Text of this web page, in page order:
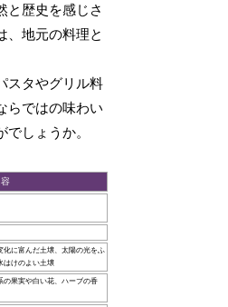
と歴史を感じさ
、地元の料理と
スタやグリル料
らではの味わい
でしょうか。
化に富んだ土壌、太陽の光をふ
はけのよい土壌
の果実や白い花、ハーブの香